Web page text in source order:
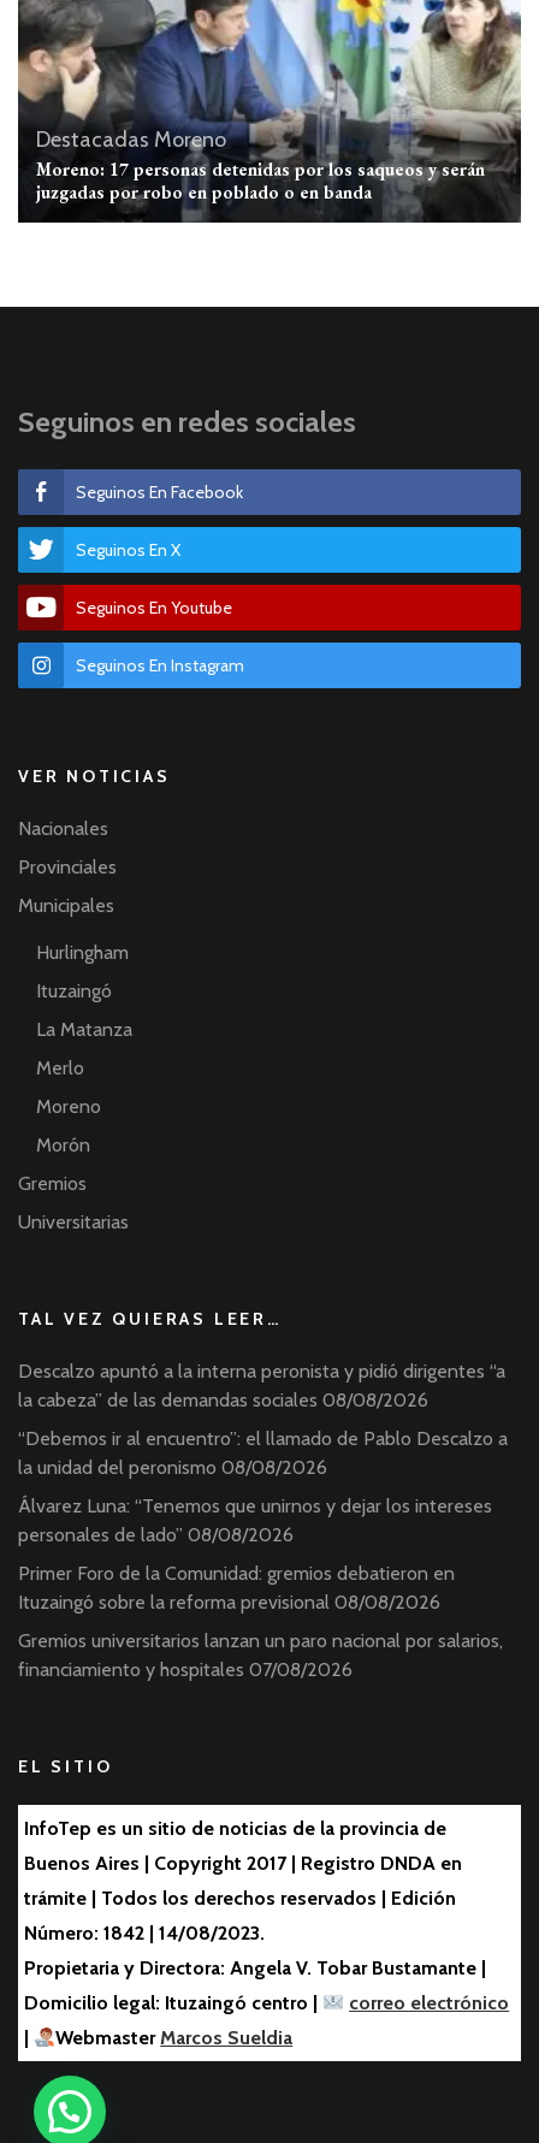
Destacadas Moreno
Moreno: 17 personas detenidas por los saqueos y serán
juzgadas por robo en poblado o en banda
Seguinos en redes sociales
Seguinos En Facebook
Seguinos En X
Seguinos En Youtube
Seguinos En Instagram
VER NOTICIAS
Nacionales
Provinciales
Municipales
Hurlingham
Ituzaingó
La Matanza
Merlo
Moreno
Morón
Gremios
Universitarias
TAL VEZ QUIERAS LEER…
Descalzo apuntó a la interna peronista y pidió dirigentes “a
la cabeza” de las demandas sociales 08/08/2026
“Debemos ir al encuentro”: el llamado de Pablo Descalzo a
la unidad del peronismo 08/08/2026
Álvarez Luna: “Tenemos que unirnos y dejar los intereses
personales de lado” 08/08/2026
Primer Foro de la Comunidad: gremios debatieron en
Ituzaingó sobre la reforma previsional 08/08/2026
Gremios universitarios lanzan un paro nacional por salarios,
financiamiento y hospitales 07/08/2026
EL SITIO
InfoTep es un sitio de noticias de la provincia de
Buenos Aires | Copyright 2017 | Registro DNDA en
trámite | Todos los derechos reservados | Edición
Número: 1842 | 14/08/2023.
Propietaria y Directora: Angela V. Tobar Bustamante |
Domicilio legal: Ituzaingó centro |
correo electrónico
WebmasterMarcos Sueldia